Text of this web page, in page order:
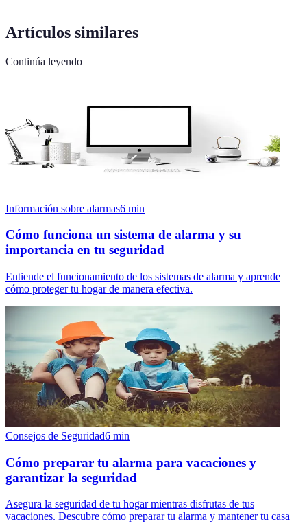
Artículos similares
Continúa leyendo
Información sobre alarmas6 min
Cómo funciona un sistema de alarma y su
importancia en tu seguridad
Entiende el funcionamiento de los sistemas de alarma y aprende
cómo proteger tu hogar de manera efectiva.
Consejos de Seguridad6 min
Cómo preparar tu alarma para vacaciones y
garantizar la seguridad
Asegura la seguridad de tu hogar mientras disfrutas de tus
vacaciones. Descubre cómo preparar tu alarma y mantener tu casa